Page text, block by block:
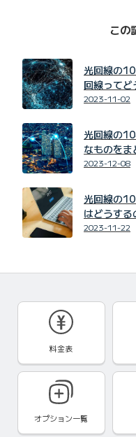
この
光回線の
回線ってど
2023-11-02
光回線の
なものを
2023-12-08
光回線の
はどうする
2023-11-22
料金表
オプション一覧